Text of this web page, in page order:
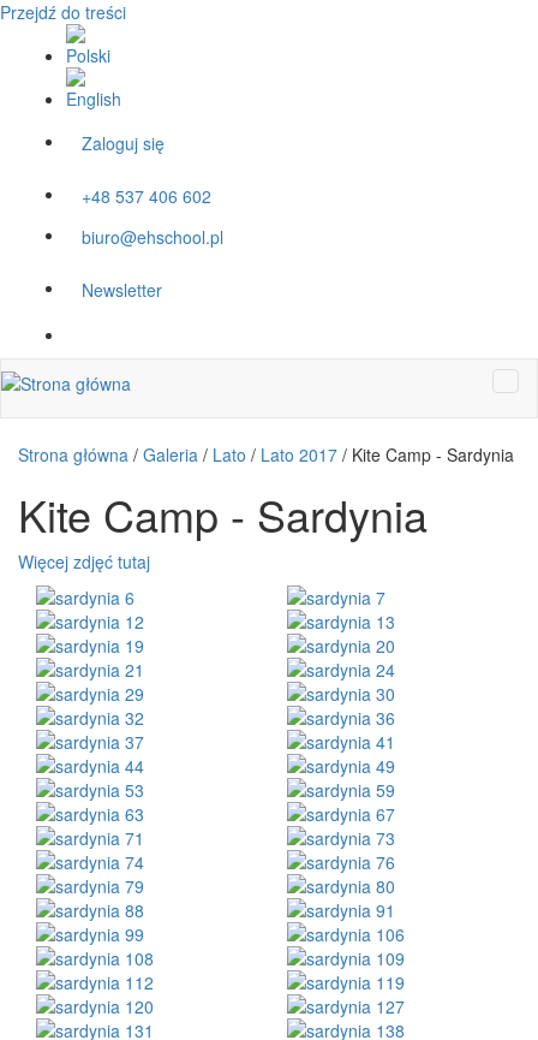
Przejdź do treści
Zaloguj się
+48 537 406 602
biuro@ehschool.pl
Newsletter
Strona główna / Galeria / Lato / Lato 2017 / Kite Camp - Sardynia
Kite Camp - Sardynia
Więcej zdjęć tutaj